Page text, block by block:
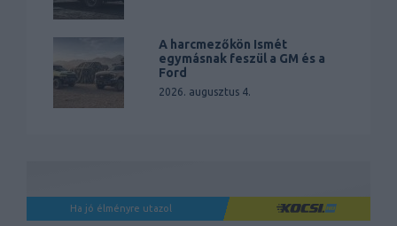
A harcmezőkön Ismét
egymásnak feszül a GM és a
Ford
2026. augusztus 4.
Ha jó élményre utazol